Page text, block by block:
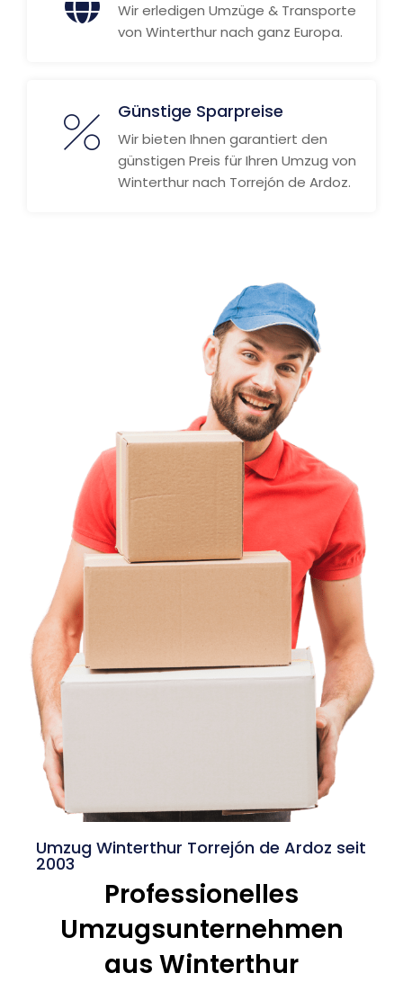
Wir erledigen Umzüge & Transporte
von Winterthur nach ganz Europa.
Günstige Sparpreise
Wir bieten Ihnen garantiert den
günstigen Preis für Ihren Umzug von
Winterthur nach Torrejón de Ardoz.
Umzug Winterthur Torrejón de Ardoz seit
2003
Professionelles
Umzugsunternehmen
aus Winterthur